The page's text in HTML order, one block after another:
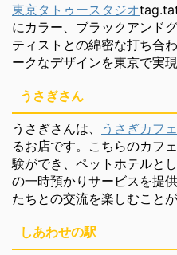
東京タトゥースタジオ
にカラー、ブラックアンド
ティストとの綿密な打ち合
ークなデザインを東京で実現
うさぎさん
うさぎさんは、 うさぎカフェ
るお店です。こちらのカフ
験ができ、ペットホテルと
の一時預かりサービスを提
たちとの交流を楽しむこと
しあわせの駅